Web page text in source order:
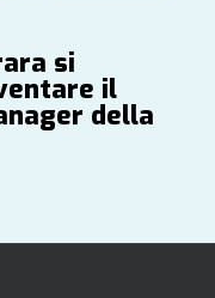
si
il
della